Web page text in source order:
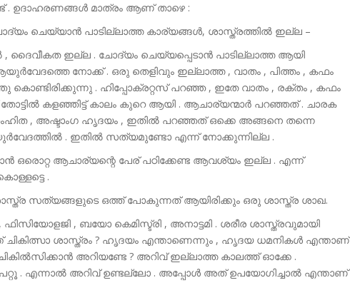
. ഉദാഹരണങ്ങൾ മാത്രം ആണ് താഴെ :
ചെയ്യാൻ പാടില്ലാത്ത കാര്യങ്ങൾ, ശാസ്ത്രത്തിൽ ഇല്ല –
, ദൈവീകത ഇല്ല . ചോദ്യം ചെയ്യപ്പെടാൻ പാടില്ലാത്ത ആയി
നോക്ക് . ഒരു തെളിവും ഇല്ലാത്ത , വാതം , പിത്തം , കഫം
. ഹിപ്പോക്രറ്റസ് പറഞ്ഞ , ഇതേ വാതം , രക്തം , കഫം
കളഞ്ഞിട്ട് കാലം കുറെ ആയി . ആചാര്യന്മാർ പറഞ്ഞത് . ചാരക
, അഷ്ടാംഗ ഹൃദയം , ഇതിൽ പറഞ്ഞത് ഒക്കെ അങ്ങനെ തന്നെ
. ഇതിൽ സത്യമുണ്ടോ എന്ന് നോക്കുന്നില്ല .
ഒരൊറ്റ ആചാര്യന്റെ പേര് പഠിക്കേണ്ട ആവശ്യം ഇല്ല . എന്ന്
.
ശാസ്ത്ര സത്യങ്ങളുടെ ഒത്ത് പോകുന്നത് ആയിരിക്കും ഒരു ശാസ്ത്ര ശാഖ.
ഫിസിയോളജി , ബയോ കെമിസ്ട്രി , അനാട്ടമി . ശരീര ശാസ്ത്രവുമായി
ശാസ്ത്രം ? ഹൃദയം എന്താണെന്നും , ഹൃദയ ധമനികൾ എന്താണ്
അറിയണ്ടേ ? അറിവ് ഇല്ലാത്ത കാലത്ത് ഓക്കേ .
. എന്നാൽ അറിവ് ഉണ്ടല്ലോ . അപ്പോൾ അത് ഉപയോഗിച്ചാൽ എന്താണ്